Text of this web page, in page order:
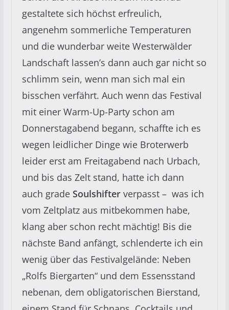
gestaltete sich höchst erfreulich,
angenehm sommerliche Temperaturen
und die wunderbar weite Westerwälder
Landschaft lassen’s dann auch gar nicht so
schlimm sein, wenn man sich mal ein
bisschen verfährt. Auch wenn das Festival
mit einer Warm-Up-Party schon am
Donnerstagabend begann, schaffte ich es
wegen leidlicher Dinge wie Broterwerb
leider erst am Freitagabend nach Urbach,
und bis das Zelt stand, hatte ich dann
auch grade Soulshifterverpasst – was ich
vom Zeltplatz aus mitbekommen habe,
klang aber schon recht mächtig! Bis die
nächste Band anfängt, schlenderte ich ein
wenig über das Festivalgelände: Neben
„Rolfs Biergarten“ und dem Essensstand
nebenan, dem obligatorischen Bierstand,